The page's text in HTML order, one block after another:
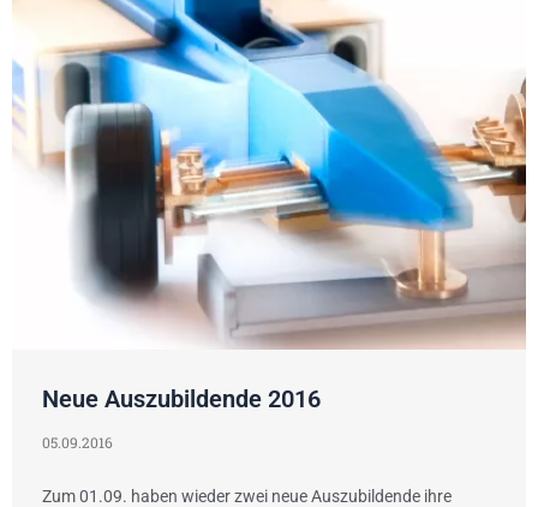
Neue Auszubildende 2016
05.09.2016
Zum 01.09. haben wieder zwei neue Auszubildende ihre